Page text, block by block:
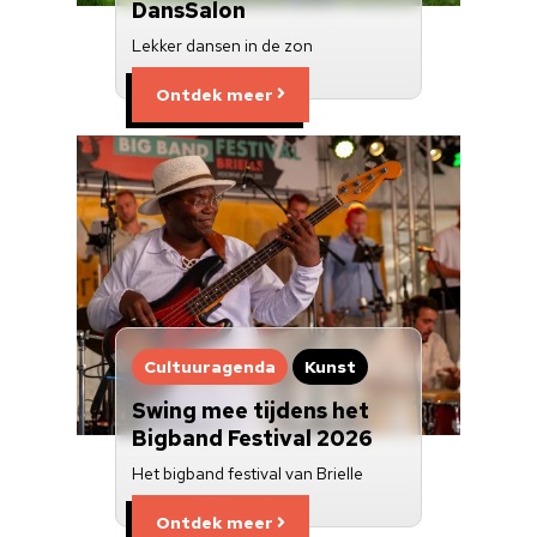
zondag 16 augustus 2026
Zomeropenstelling Landgoed
Ravesteyn
zondag 16 augustus 2026
Verhalenverteller Arnie
Dalkmann
maandag 17 augustus 2026
Maandagavond orgelconcert in
de St.Catharijnekerk
DansSalon
Lekker dansen in de zon
Ontdek meer
Cultuuragenda Kunst
Swing mee tijdens het
Bigband Festival 2026
Het bigband festival van Brielle
Ontdek meer